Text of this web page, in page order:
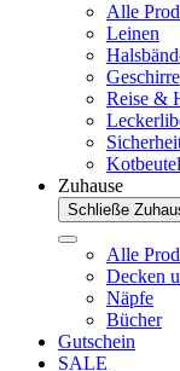
Alle
Leinen
Geschirre
Reise &
Kotbeutel
Zuhause
Schließe
Alle
Decken
Näpfe
Bücher
Gutschein
SALE